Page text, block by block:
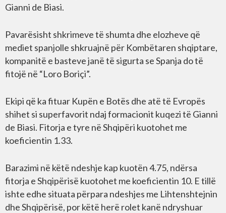
Gianni de Biasi.
Pavarësisht shkrimeve të shumta dhe elozheve që
mediet spanjolle shkruajnë për Kombëtaren shqiptare,
kompanitë e basteve janë të sigurta se Spanja do të
fitojë në “Loro Boriçi”.
Ekipi që ka fituar Kupën e Botës dhe atë të Evropës
shihet si superfavorit ndaj formacionit kuqezi të Gianni
de Biasi. Fitorja e tyre në Shqipëri kuotohet me
koeficientin 1.33.
Barazimi në këtë ndeshje kap kuotën 4.75, ndërsa
fitorja e Shqipërisë kuotohet me koeficientin 10. E tillë
ishte edhe situata përpara ndeshjes me Lihtenshtejnin
dhe Shqipërisë, por këtë herë rolet kanë ndryshuar